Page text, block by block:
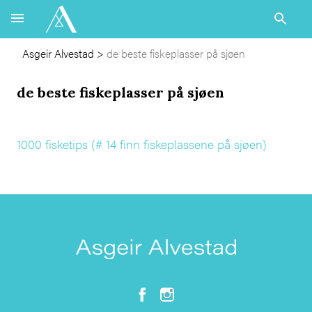
Asgeir Alvestad > de beste fiskeplasser på sjøen
de beste fiskeplasser på sjøen
1000 fisketips (# 14 finn fiskeplassene på sjøen)